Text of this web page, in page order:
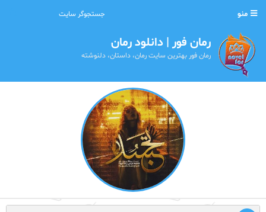
منو
رمان فور | دانلود رمان
رمان فور بهترین سایت رمان، داستان، دلنوشته